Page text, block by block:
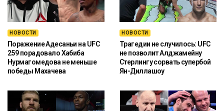
НОВОСТИ
Поражение Адесаньи на UFC
259 порадовало Хабиба
Нурмагомедова не меньше
победы Махачева
НОВОСТИ
Трагедии не случилось: UFC
не позволит Алджамейну
Стерлингу сорвать супербой
Ян-Диллашоу